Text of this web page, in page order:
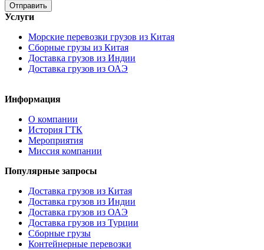
Услуги
Морские перевозки грузов из Китая
Сборные грузы из Китая
Доставка грузов из Индии
Доставка грузов из ОАЭ
Информация
О компании
История ГТК
Мероприятия
Миссия компании
Популярные запросы
Доставка грузов из Китая
Доставка грузов из Индии
Доставка грузов из ОАЭ
Доставка грузов из Турции
Сборные грузы
Контейнерные перевозки